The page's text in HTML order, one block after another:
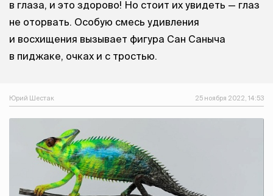
в глаза, и это здорово! Но стоит их увидеть — глаз
не оторвать. Особую смесь удивления
и восхищения вызывает фигура Сан Саныча
в пиджаке, очках и с тростью.
Юрий Шестак 25 ноября 2022, 14:53